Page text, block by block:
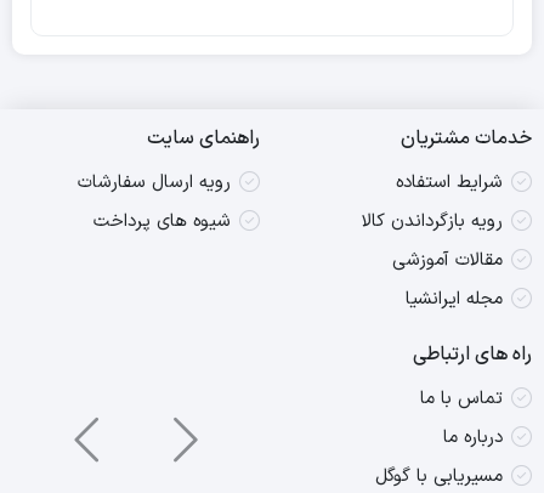
خدمات مشتریان
شرایط استفاده
رویه بازگرداندن کالا
مقالات آموزشی
مجله ایرانشیا
راهنمای سایت
رویه ارسال سفارشات
شیوه های پرداخت
راه های ارتباطی
تماس با ما
درباره ما
مسیریابی با گوگل